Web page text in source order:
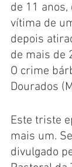
de 11 anos,
vítima de
depois
de mais de
O crime
Dourados
Este triste
mais um.
divulgado